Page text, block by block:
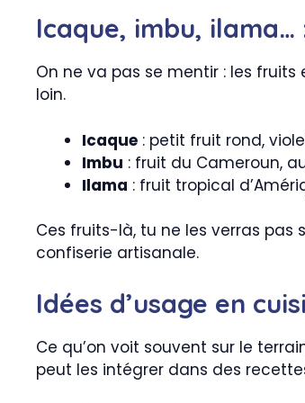
Icaque, imbu,
On ne va pas se mentir : les
loin.
Icaque : petit fruit rond,
Imbu : fruit du Cameroun,
Ilama : fruit tropical
Ces fruits-là, tu ne les verras pas
confiserie artisanale.
Idées d’usage en
Ce qu’on voit souvent sur le
peut les intégrer dans des